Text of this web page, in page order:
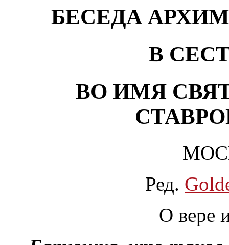
БЕСЕДА
В
ВО ИМЯ
Ред.
О вере